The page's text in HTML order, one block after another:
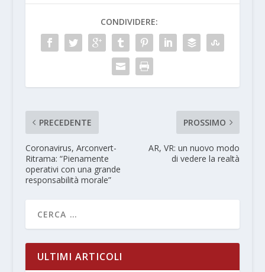
CONDIVIDERE:
PRECEDENTE
Coronavirus, Arconvert-
Ritrama: “Pienamente
operativi con una grande
responsabilità morale”
PROSSIMO
AR, VR: un nuovo modo
di vedere la realtà
ULTIMI ARTICOLI